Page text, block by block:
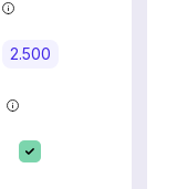
2.500